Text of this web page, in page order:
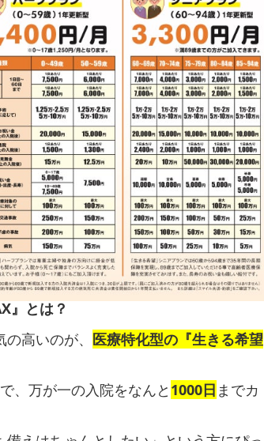
』とは？
高いのが、 医療特化型の『生きる希望
、万が一の入院をなんと 1000日 までカ